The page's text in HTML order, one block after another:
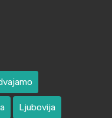
Ljubovija